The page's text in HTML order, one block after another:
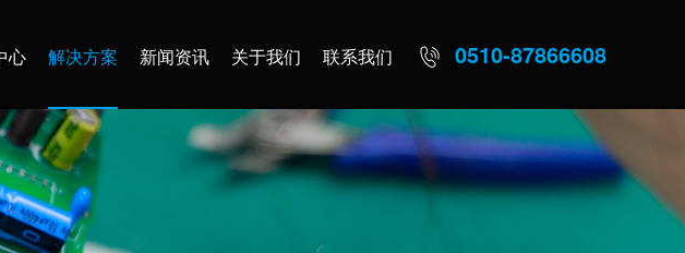
0510-87866608
心 解决方案 新闻资讯 关于我们 联系我们